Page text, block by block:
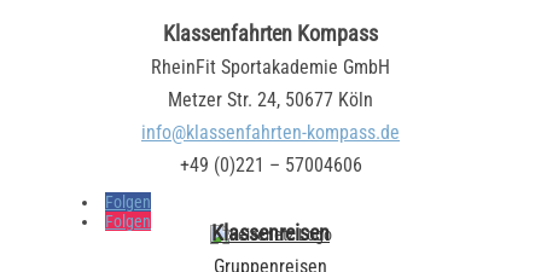
Klassenfahrten Kompass
RheinFit Sportakademie GmbH
Metzer Str. 24, 50677 Köln
info@klassenfahrten-kompass.de
+49 (0)221 – 57004606
Folgen
Folgen
Klassenreisen
Gruppenreisen